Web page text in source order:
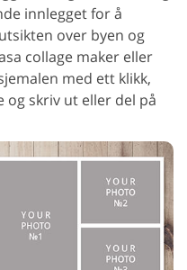
innlegget for å
over byen og
collage maker eller
med ett klikk,
og skriv ut eller del på